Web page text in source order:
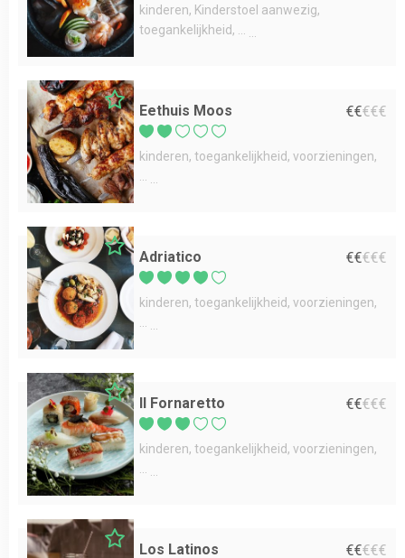
kinderen Kinderstoel aanwezig
toegankelijkheid
Eethuis Moos €€€€€
kinderen toegankelijkheid voorzieningen
Adriatico €€€€€
kinderen toegankelijkheid voorzieningen
Il Fornaretto €€€€€
kinderen toegankelijkheid voorzieningen
Los Latinos €€€€€